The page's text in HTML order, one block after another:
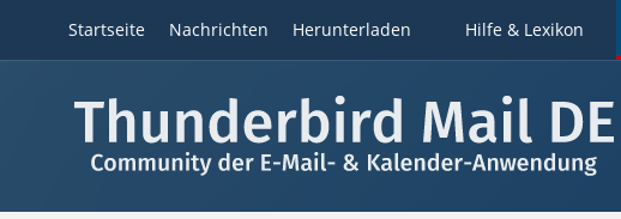
Startseite Nachrichten Herunterladen Hilfe & Lexikon